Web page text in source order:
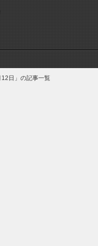
12日」の記事一覧